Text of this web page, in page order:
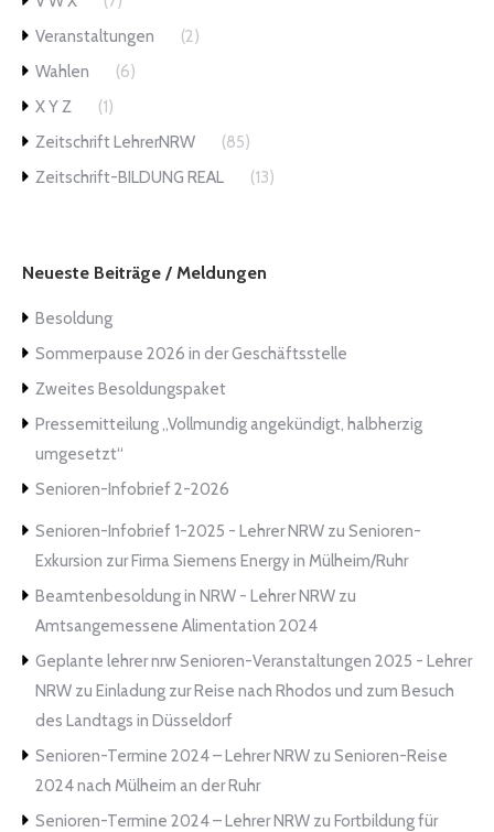
Veranstaltungen
(2)
Wahlen
(6)
X Y Z
(1)
Zeitschrift LehrerNRW
(85)
Zeitschrift-BILDUNG REAL
(13)
Neueste Beiträge / Meldungen
Besoldung
Sommerpause 2026 in der Geschäftsstelle
Zweites Besoldungspaket
Pressemitteilung „Vollmundig angekündigt, halbherzig
umgesetzt“
Senioren-Infobrief 2-2026
Senioren-Infobrief 1-2025 - Lehrer NRW zu Senioren-
Exkursion zur Firma Siemens Energy in Mülheim/Ruhr
Beamtenbesoldung in NRW - Lehrer NRW zu
Amtsangemessene Alimentation 2024
Geplante lehrer nrw Senioren-Veranstaltungen 2025 - Lehrer
NRW zu Einladung zur Reise nach Rhodos und zum Besuch
des Landtags in Düsseldorf
Senioren-Termine 2024 – Lehrer NRW zu Senioren-Reise
2024 nach Mülheim an der Ruhr
Senioren-Termine 2024 – Lehrer NRW zu Fortbildung für